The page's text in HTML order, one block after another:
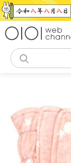
コ
ン